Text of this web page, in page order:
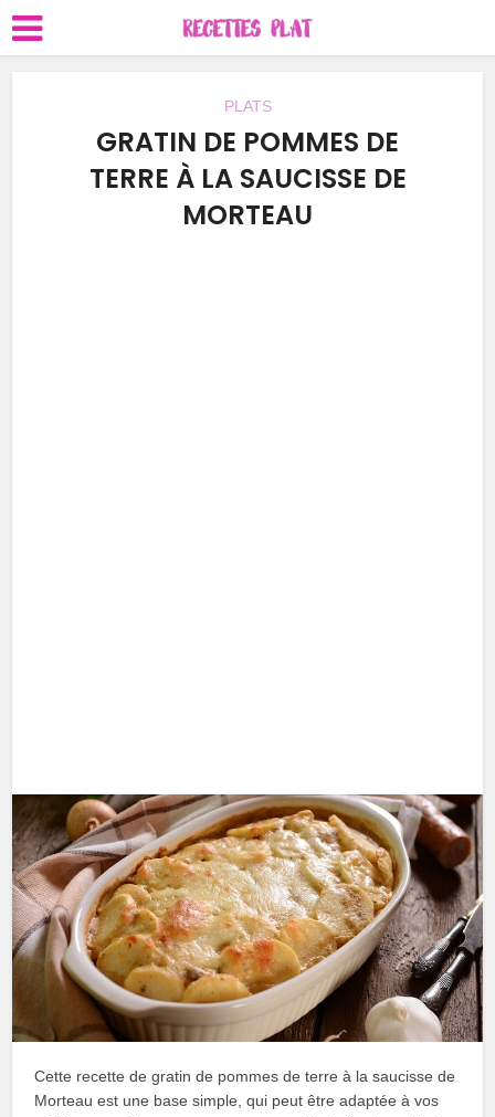
PLATS
GRATIN DE POMMES DE
TERRE À LA SAUCISSE DE
MORTEAU
Cette recette de gratin de pommes de terre à la saucisse de
Morteau est une base simple, qui peut être adaptée à vos